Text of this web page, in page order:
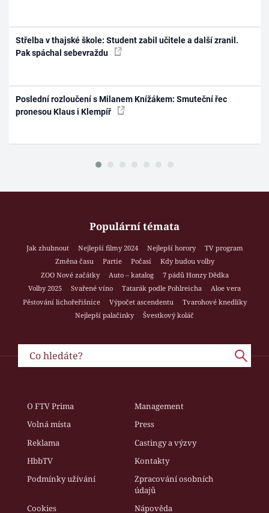
Střelba v thajské škole: Student zabil učitele a další zranil.
Pak spáchal sebevraždu
Poslední rozloučení s Milanem Knížákem: Smuteční řec
pronesou Klaus i Klempíř
Populární témata
Jak zhubnout Nejlepší filmy 2024 Nejlepší horory
TV program
Změna času
Partie Počasí
Kdy budou volby
ZOO Nové začátky
Auto – katalog
7 pádů Honzy Dědka
Volby 2025
Svařené víno Tatarák podle Pohlreicha
Aloe vera
Pěstování lichořeřišnice
Výpočet ascendentu
Tvarohové knedlíky
Nejlepší palačinky
Švestkový koláč
O FTV Prima
Management
Volná místa
Press
Reklama
Castingy a výzvy
HbbTV
Kontakty
Podmínky užívání
Zpracování osobních
údajů
Cookies
Nápověda